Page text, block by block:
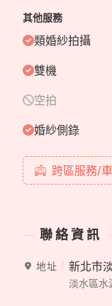
其他服務
類婚紗拍攝
雙機
空拍
婚紗側錄
跨區服務/
聯絡資訊
地址 新北市
淡水區